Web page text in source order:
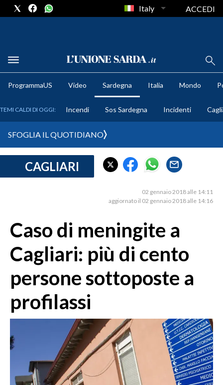
METEO
CRONACA SARDEGNA
MEDIO CAMPIDANO
SASSARI E PROVINCIA
NUORO E PROVINCIA
OGLIASTRA
AGENDA
CRONACA
MONDO
Italy ACCEDI
ProgrammaUS Video Sardegna Italia Mondo
TEMI CALDI DI OGGI: Incendi Sos Sardegna Incidenti
SFOGLIA IL QUOTIDIANO
CAGLIARI
02 gennaio 2018 alle 14:11
aggiornato il 02 gennaio 2018 alle 14:16
Caso di meningite a
Cagliari: più di cento
persone sottoposte a
profilassi